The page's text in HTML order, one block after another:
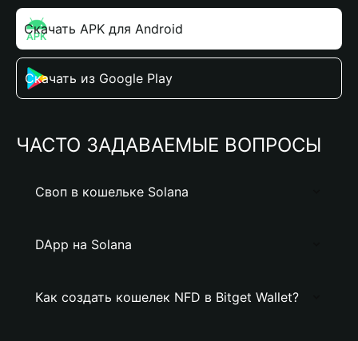
Скачать APK для Android
Скачать из Google Play
ЧАСТО ЗАДАВАЕМЫЕ ВОПРОСЫ
Своп в кошельке Solana
DApp на Solana
Как создать кошелек NFD в Bitget Wallet?